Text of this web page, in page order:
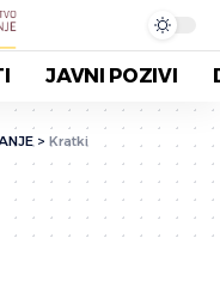
JAVNI POZIVI
> Kratki